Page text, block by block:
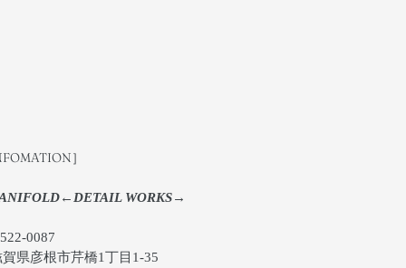
］
WORKS→
0087
県彦根市芹橋1丁目1-35